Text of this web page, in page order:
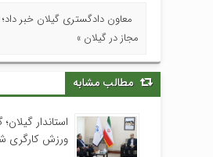
مجاز در گیلان »
مطالب مشابه
استاندار
ورزش کارگری